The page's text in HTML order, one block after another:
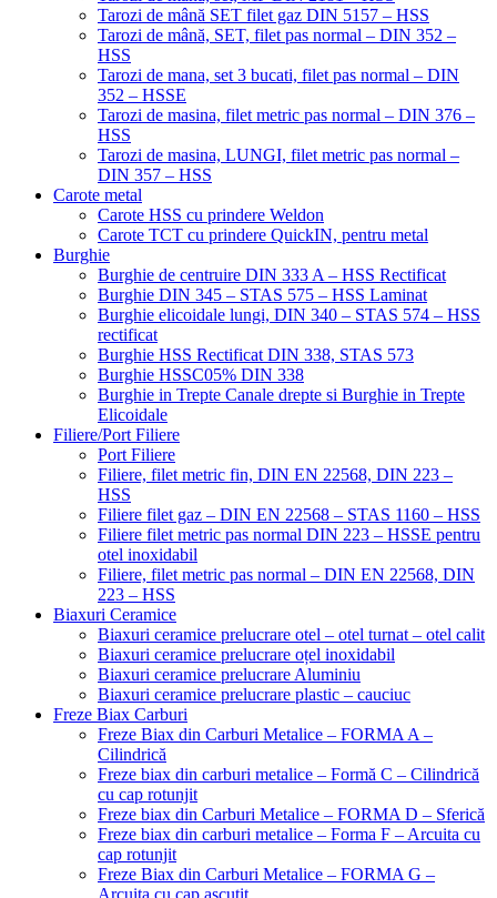
Tarozi de mână SET filet gaz DIN 5157 – HSS
Tarozi de mână, SET, filet pas normal – DIN 352 –
HSS
Tarozi de mana, set 3 bucati, filet pas normal – DIN
352 – HSSE
Tarozi de masina, filet metric pas normal – DIN 376 –
HSS
Tarozi de masina, LUNGI, filet metric pas normal –
DIN 357 – HSS
Carote metal
Carote HSS cu prindere Weldon
Carote TCT cu prindere QuickIN, pentru metal
Burghie
Burghie de centruire DIN 333 A – HSS Rectificat
Burghie DIN 345 – STAS 575 – HSS Laminat
Burghie elicoidale lungi, DIN 340 – STAS 574 – HSS
rectificat
Burghie HSS Rectificat DIN 338, STAS 573
Burghie HSSC05% DIN 338
Burghie in Trepte Canale drepte si Burghie in Trepte
Elicoidale
Filiere/Port Filiere
Port Filiere
Filiere, filet metric fin, DIN EN 22568, DIN 223 –
HSS
Filiere filet gaz – DIN EN 22568 – STAS 1160 – HSS
Filiere filet metric pas normal DIN 223 – HSSE pentru
otel inoxidabil
Filiere, filet metric pas normal – DIN EN 22568, DIN
223 – HSS
Biaxuri Ceramice
Biaxuri ceramice prelucrare otel – otel turnat – otel calit
Biaxuri ceramice prelucrare oțel inoxidabil
Biaxuri ceramice prelucrare Aluminiu
Biaxuri ceramice prelucrare plastic – cauciuc
Freze Biax Carburi
Freze Biax din Carburi Metalice – FORMA A –
Cilindrică
Freze biax din carburi metalice – Formă C – Cilindrică
cu cap rotunjit
Freze biax din Carburi Metalice – FORMA D – Sferică
Freze biax din carburi metalice – Forma F – Arcuita cu
cap rotunjit
Freze Biax din Carburi Metalice – FORMA G –
Arcuita cu cap ascuțit